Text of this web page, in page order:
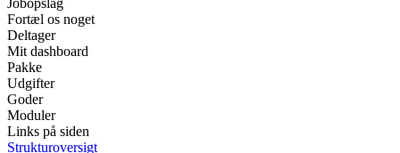
Fortæl os noget
Deltager
Mit dashboard
Pakke
Udgifter
Goder
Moduler
Links på siden
Strukturoversigt